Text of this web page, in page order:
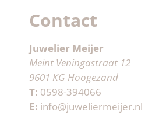
Contact
Juwelier Meijer
Meint Veningastraat 12
9601 KG Hoogezand
T: 0598-394066
E: info@juweliermeijer.nl